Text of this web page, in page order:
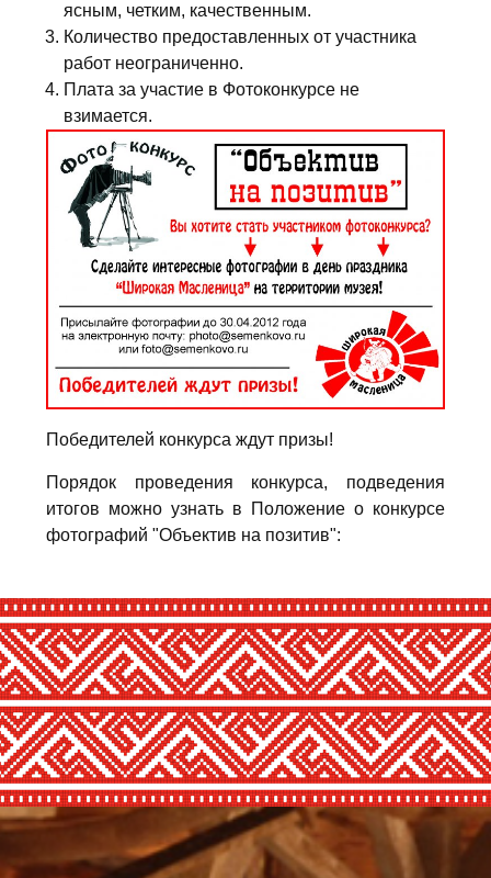
ясным, четким, качественным.
Количество предоставленных от участника
работ неограниченно.
Плата за участие в Фотоконкурсе не
взимается.
Победителей конкурса ждут призы!
Порядок проведения конкурса, подведения
итогов можно узнать в Положение о конкурсе
фотографий "Объектив на позитив":